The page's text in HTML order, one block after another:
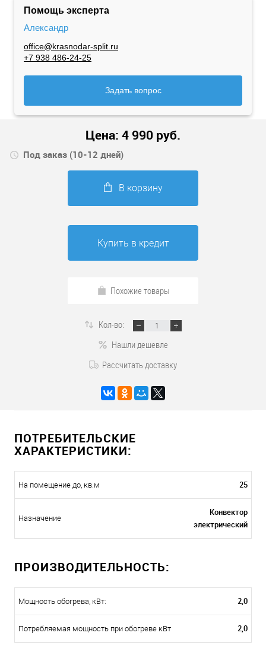
Помощь эксперта
Александр
office@krasnodar-split.ru
+7 938 486-24-25
Задать вопрос
Цена: 4 990 руб.
Под заказ (10-12 дней)
В корзину
Купить в кредит
Похожие товары
Кол-во:
Нашли дешевле
Рассчитать доставку
ПОТРЕБИТЕЛЬСКИЕ
ХАРАКТЕРИСТИКИ:
На помещение до, кв.м 25
Назначение
Конвектор
электрический
ПРОИЗВОДИТЕЛЬНОСТЬ:
Мощность обогрева, кВт: 2,0
Потребляемая мощность при обогреве кВт 2,0